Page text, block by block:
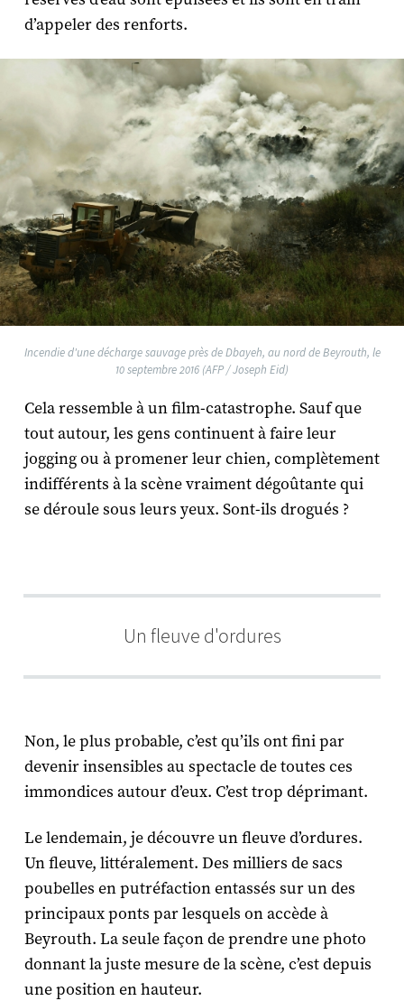
d’appeler des renforts.
Incendie d'une décharge sauvage près de Dbayeh, au nord de Beyrouth, le
10 septembre 2016 (AFP / Joseph Eid)
Cela ressemble à un film-catastrophe. Sauf que
tout autour, les gens continuent à faire leur
jogging ou à promener leur chien, complètement
indifférents à la scène vraiment dégoûtante qui
se déroule sous leurs yeux. Sont-ils drogués ?
Un fleuve d'ordures
Non, le plus probable, c’est qu’ils ont fini par
devenir insensibles au spectacle de toutes ces
immondices autour d’eux. C’est trop déprimant.
Le lendemain, je découvre un fleuve d’ordures.
Un fleuve, littéralement. Des milliers de sacs
poubelles en putréfaction entassés sur un des
principaux ponts par lesquels on accède à
Beyrouth. La seule façon de prendre une photo
donnant la juste mesure de la scène, c’est depuis
une position en hauteur.